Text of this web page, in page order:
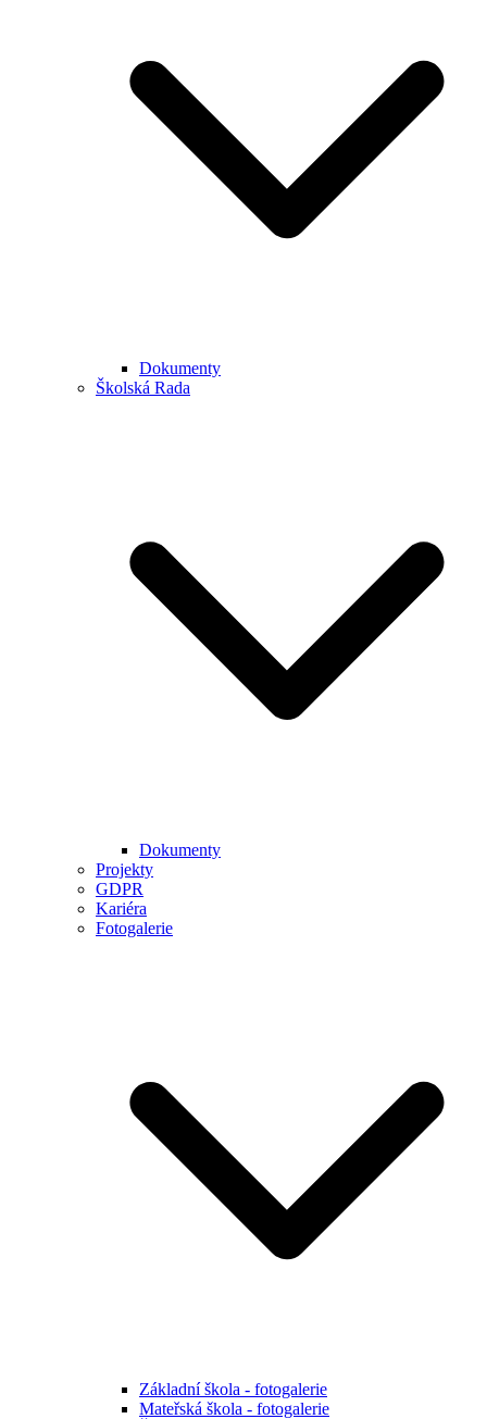
Dokumenty
Školská Rada
Dokumenty
Projekty
GDPR
Kariéra
Fotogalerie
Základní škola - fotogalerie
Mateřská škola - fotogalerie